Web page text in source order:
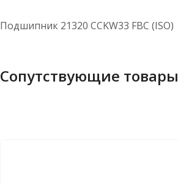
Подшипник 21320 CCKW33 FBC (ISO)
Сопутствующие товары